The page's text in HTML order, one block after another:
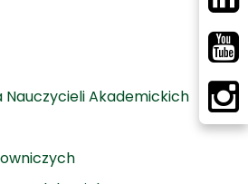
Akademickich